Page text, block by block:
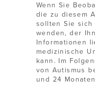
Wenn Sie
die zu diesem
sollten Sie sich
wenden, der
Informationen
medizinische
kann. Im
von Autismus
und 24